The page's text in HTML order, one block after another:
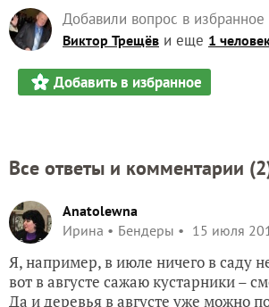
Добавили вопрос в избранное
Виктор Трещёв и еще 1
Добавить в избранное
Все ответы и комментарии (2
Anatolewna
Ирина
Бендеры 15 июля
Я, например, в июле ничего в саду
вот в августе сажаю кустарники –
Да и деревья в августе уже можно